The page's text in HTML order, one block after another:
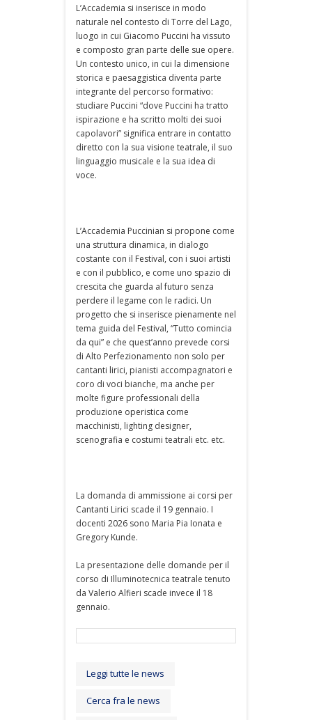
L’Accademia si inserisce in modo
naturale nel contesto di Torre del Lago,
luogo in cui Giacomo Puccini ha vissuto
e composto gran parte delle sue opere.
Un contesto unico, in cui la dimensione
storica e paesaggistica diventa parte
integrante del percorso formativo:
studiare Puccini “dove Puccini ha tratto
ispirazione e ha scritto molti dei suoi
capolavori” significa entrare in contatto
diretto con la sua visione teatrale, il suo
linguaggio musicale e la sua idea di
voce.
L’Accademia Puccinian si propone come
una struttura dinamica, in dialogo
costante con il Festival, con i suoi artisti
e con il pubblico, e come uno spazio di
crescita che guarda al futuro senza
perdere il legame con le radici. Un
progetto che si inserisce pienamente nel
tema guida del Festival, “Tutto comincia
da qui” e che quest’anno prevede corsi
di Alto Perfezionamento non solo per
cantanti lirici, pianisti accompagnatori e
coro di voci bianche, ma anche per
molte figure professionali della
produzione operistica come
macchinisti, lighting designer,
scenografia e costumi teatrali etc. etc.
La domanda di ammissione ai corsi per
Cantanti Lirici scade il 19 gennaio. I
docenti 2026 sono Maria Pia Ionata e
Gregory Kunde.
La presentazione delle domande per il
corso di Illuminotecnica teatrale tenuto
da Valerio Alfieri scade invece il 18
gennaio.
Leggi tutte le news
Cerca fra le news